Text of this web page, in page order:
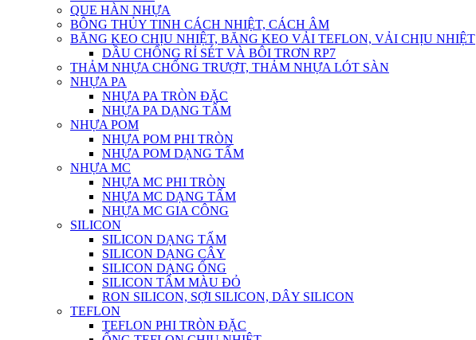
QUE HÀN NHỰA
BÔNG THỦY TINH CÁCH NHIỆT, CÁCH ÂM
BĂNG KEO CHỊU NHIỆT, BĂNG KEO VẢI TEFLON, VẢI CHỊU NHIỆT
DẦU CHỐNG RỈ SÉT VÀ BÔI TRƠN RP7
THẢM NHỰA CHỐNG TRƯỢT, THẢM NHỰA LÓT SÀN
NHỰA PA
NHỰA PA TRÒN ĐẶC
NHỰA PA DẠNG TẤM
NHỰA POM
NHỰA POM PHI TRÒN
NHỰA POM DẠNG TẤM
NHỰA MC
NHỰA MC PHI TRÒN
NHỰA MC DẠNG TẤM
NHỰA MC GIA CÔNG
SILICON
SILICON DẠNG TẤM
SILICON DẠNG CÂY
SILICON DẠNG ỐNG
SILICON TẤM MÀU ĐỎ
RON SILICON, SỢI SILICON, DÂY SILICON
TEFLON
TEFLON PHI TRÒN ĐẶC